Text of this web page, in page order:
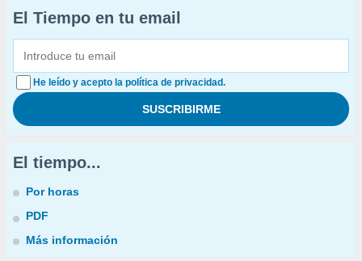
El Tiempo en tu email
He leído y acepto la política de privacidad.
El tiempo...
Por horas
PDF
Más información